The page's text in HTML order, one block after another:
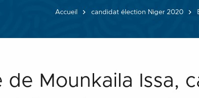
Accueil candidat élection Niger 2020
de Mounkaila Issa,